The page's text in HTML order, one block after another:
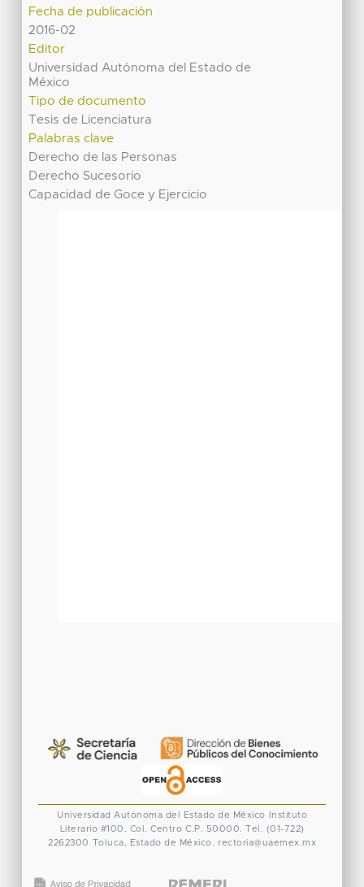
Fecha de publicación
2016-02
Editor
Universidad Autónoma del Estado de
México
Tipo de documento
Tesis de Licenciatura
Palabras clave
Derecho de las Personas
Derecho Sucesorio
Capacidad de Goce y Ejercicio
Universidad Autónoma del Estado de México
Instituto
Literario #100. Col. Centro C.P. 50000. Tel. (01-722)
2262300 Toluca, Estado de México. rectoria@uaemex.mx